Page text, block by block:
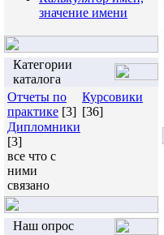
значение имени
Категории
каталога
Отчеты по
практике [3]
Курсовики
[36]
Дипломники
[3]
все что с
ними
связано
Наш опрос